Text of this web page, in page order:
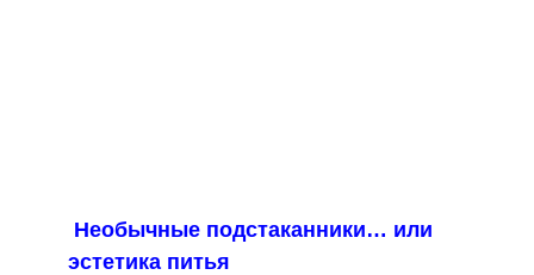
Необычные подстаканники… или
эстетика питья